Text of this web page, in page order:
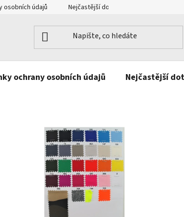
osobních údajů Nejčastější dotazy
ochrany osobních údajů Nejčastější